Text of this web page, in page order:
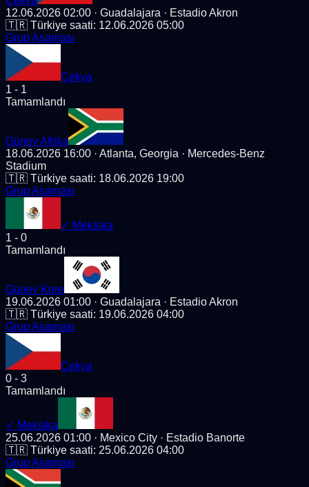
12.06.2026 02:00 · Guadalajara · Estadio Akron
🇹🇷 Türkiye saati: 12.06.2026 05:00
Grup Aşaması
Çekya
1 - 1
Tamamlandı
Güney Afrika
18.06.2026 16:00 · Atlanta, Georgia · Mercedes-Benz
Stadium
🇹🇷 Türkiye saati: 18.06.2026 19:00
Grup Aşaması
✓ Meksika
1 - 0
Tamamlandı
Güney Kore
19.06.2026 01:00 · Guadalajara · Estadio Akron
🇹🇷 Türkiye saati: 19.06.2026 04:00
Grup Aşaması
Çekya
0 - 3
Tamamlandı
✓ Meksika
25.06.2026 01:00 · Mexico City · Estadio Banorte
🇹🇷 Türkiye saati: 25.06.2026 04:00
Grup Aşaması